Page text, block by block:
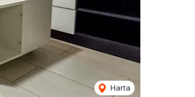
Harta